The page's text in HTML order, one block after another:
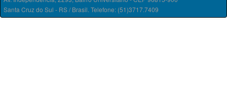
Santa Cruz do Sul - RS / Brasil. Telefone: (51)3717.7409